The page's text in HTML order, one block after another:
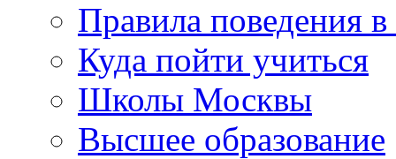
Правила поведения
Куда пойти учиться
Школы Москвы
Высшее образование